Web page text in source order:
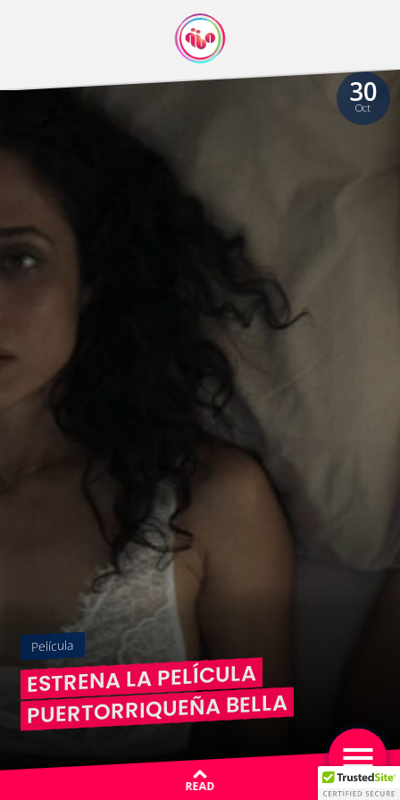
30
Oct
Película
ESTRENA LA PELÍCULA
PUERTORRIQUEÑA BELLA
READ